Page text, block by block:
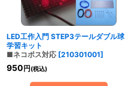
LED工作入門 STEP3テールダブル球
学習キット
■ネコポス対応 [210301001]
950 円 (税込)